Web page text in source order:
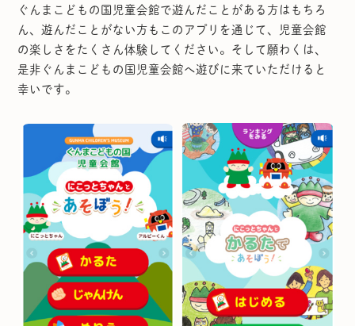
ぐんまこどもの国児童会館で遊んだことがある方はもちろ
ん、遊んだことがない方もこのアプリを通じて、児童会館
の楽しさをたくさん体験してください。そして願わくは、
是非ぐんまこどもの国児童会館へ遊びに来ていただけると
幸いです。